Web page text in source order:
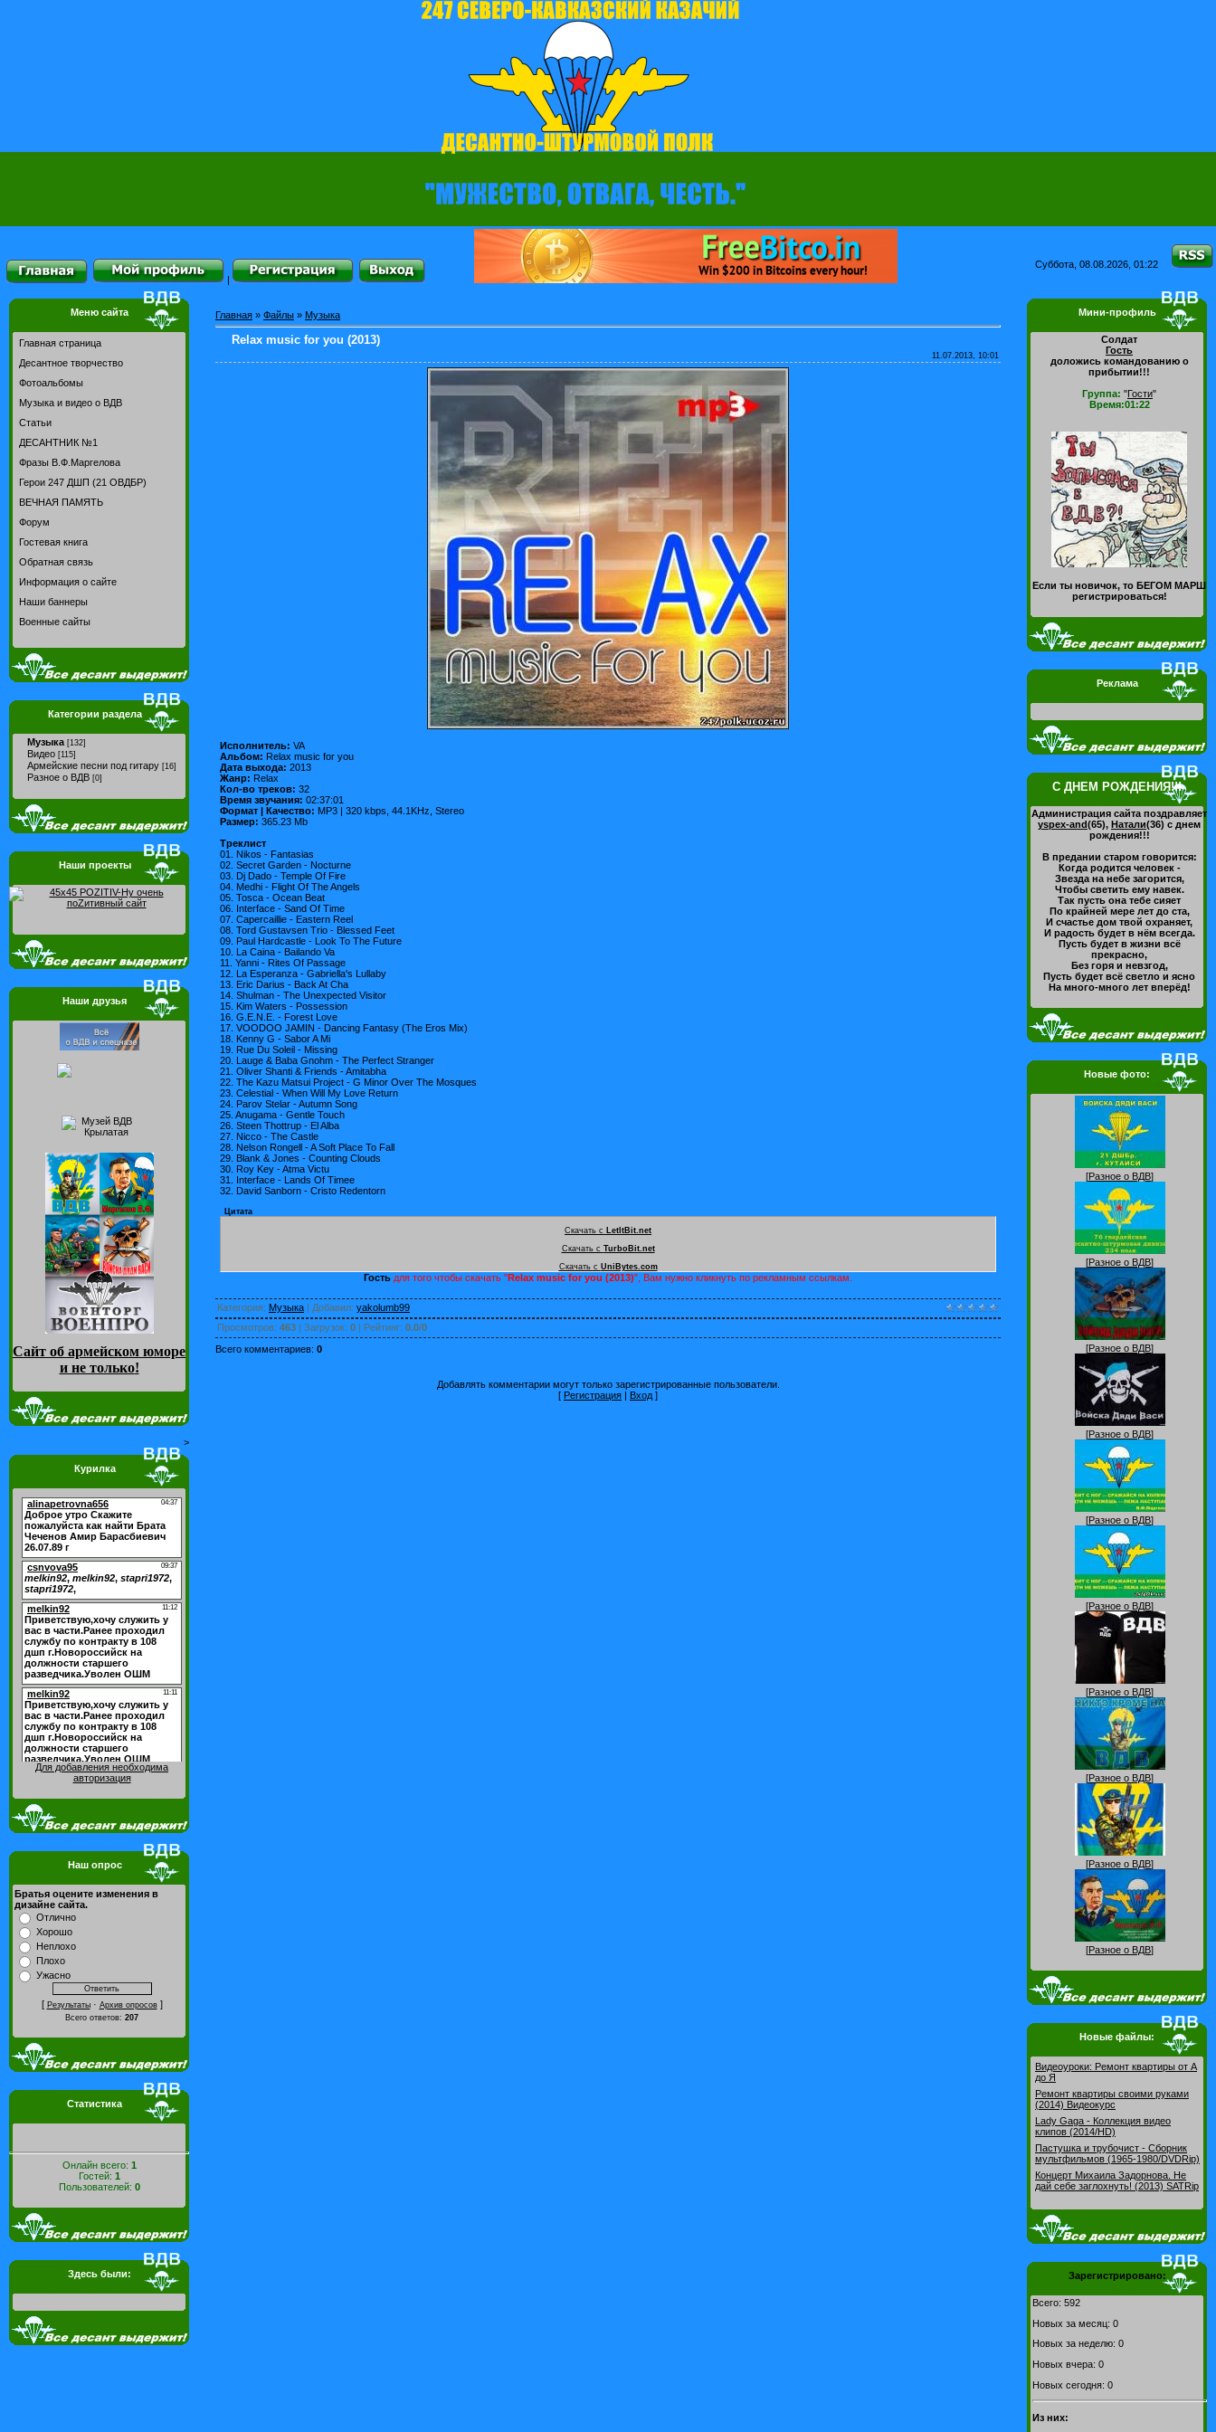
|
Суббота, 08.08.2026, 01:22
Меню сайта
Главная страница
Десантное творчество
Фотоальбомы
Музыка и видео о ВДВ
Статьи
ДЕСАНТНИК №1
Фразы В.Ф.Маргелова
Герои 247 ДШП (21 ОВДБР)
ВЕЧНАЯ ПАМЯТЬ
Форум
Гостевая книга
Обратная связь
Информация о сайте
Наши баннеры
Военные сайты
Категории раздела
Музыка [132]
Видео [115]
Армейские песни под гитару [16]
Разное о ВДВ [0]
Наши проекты
Наши друзья
Сайт об армейском юморе
и не только!
>
Курилка
Для добавления необходима
авторизация
Наш опрос
Братья оцените изменения в
дизайне сайта.
Отлично
Хорошо
Неплохо
Плохо
Ужасно
[ Результаты· Архив опросов]
Всего ответов: 207
Статистика
Онлайн всего: 1
Гостей: 1
Пользователей: 0
Здесь были:
Главная » Файлы » Музыка
Relax music for you (2013)
11.07.2013, 10:01
Исполнитель: VA
Альбом: Relax music for you
Дата выхода: 2013
Жанр: Relax
Кол-во треков: 32
Время звучания: 02:37:01
Формат | Качество: MP3 | 320 kbps, 44.1KHz, Stereo
Размер: 365.23 Mb
Треклист
01. Nikos - Fantasias
02. Secret Garden - Nocturne
03. Dj Dado - Temple Of Fire
04. Medhi - Flight Of The Angels
05. Tosca - Ocean Beat
06. Interface - Sand Of Time
07. Capercaillie - Eastern Reel
08. Tord Gustavsen Trio - Blessed Feet
09. Paul Hardcastle - Look To The Future
10. La Caina - Bailando Va
11. Yanni - Rites Of Passage
12. La Esperanza - Gabriella's Lullaby
13. Eric Darius - Back At Cha
14. Shulman - The Unexpected Visitor
15. Kim Waters - Possession
16. G.E.N.E. - Forest Love
17. VOODOO JAMIN - Dancing Fantasy (The Eros Mix)
18. Kenny G - Sabor A Mi
19. Rue Du Soleil - Missing
20. Lauge & Baba Gnohm - The Perfect Stranger
21. Oliver Shanti & Friends - Amitabha
22. The Kazu Matsui Project - G Minor Over The Mosques
23. Celestial - When Will My Love Return
24. Parov Stelar - Autumn Song
25. Anugama - Gentle Touch
26. Steen Thottrup - El Alba
27. Nicco - The Castle
28. Nelson Rongell - A Soft Place To Fall
29. Blank & Jones - Counting Clouds
30. Roy Key - Atma Victu
31. Interface - Lands Of Timee
32. David Sanborn - Cristo Redentorn
Цитата
Скачать с
LetItBit.net
Скачать с TurboBit.net
Скачать с UniBytes.com
Гость для того чтобы скачать "Relax music for you (2013)", Вам нужно кликнуть по рекламным ссылкам.
Категория: Музыка | Добавил: yakolumb99
Просмотров: 463 | Загрузок: 0 | Рейтинг: 0.0/0
Всего комментариев: 0
Добавлять комментарии могут только зарегистрированные пользователи.
[ Регистрация | Вход ]
Мини-профиль
Солдат
Гость
доложись командованию о
прибытии!!!
Группа: "Гости"
Время:01:22
Если ты новичок, то БЕГОМ МАРШ
регистрироваться!
Реклама
С ДНЕМ РОЖДЕНИЯ!!!
Администрация сайта поздравляет
yspex-and(65), Натали(36) с днем
рождения!!!
В предании старом говорится:
Когда родится человек -
Звезда на небе загорится,
Чтобы светить ему навек.
Так пусть она тебе сияет
По крайней мере лет до ста,
И счастье дом твой охраняет,
И радость будет в нём всегда.
Пусть будет в жизни всё
прекрасно,
Без горя и невзгод,
Пусть будет всё светло и ясно
На много-много лет вперёд!
Новые фото:
[Разное о ВДВ]
[Разное о ВДВ]
[Разное о ВДВ]
[Разное о ВДВ]
[Разное о ВДВ]
[Разное о ВДВ]
[Разное о ВДВ]
[Разное о ВДВ]
[Разное о ВДВ]
[Разное о ВДВ]
Новые файлы:
Видеоуроки: Pемонт квартиры от А
до Я
Ремонт квартиры своими руками
(2014) Видеокурс
Lady Gaga - Коллекция видео
клипов (2014/HD)
Пастушка и трубочист - Сборник
мультфильмов (1965-1980/DVDRip)
Концерт Михаила Задорнова. Не
дай себе заглохнуть! (2013) SATRip
Зарегистрировано:
Всего: 592
Новых за месяц: 0
Новых за неделю: 0
Новых вчера: 0
Новых сегодня: 0
Из них: